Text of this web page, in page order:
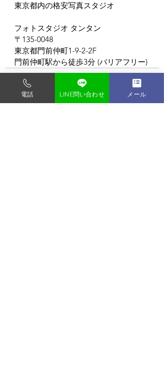
東京都内の格安写真スタジオ
フォトスタジオ タンタン
〒135-0048
東京都門前仲町1-9-2-2F
門前仲町駅から徒歩3分 (バリアフリー)
電話 LINE問い合わせ メール